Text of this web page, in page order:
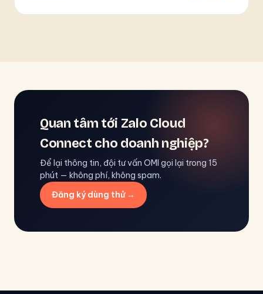
Quan tâm tới Zalo Cloud
Connect cho doanh nghiệp?
Để lại thông tin, đội tư vấn OMI gọi lại trong 15
phút — không phí, không spam.
Đăng ký dùng thử →